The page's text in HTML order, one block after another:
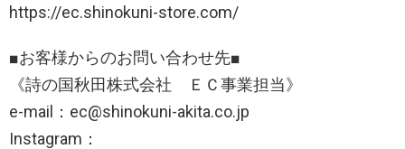
https://ec.shinokuni-store.com/
■お客様からのお問い合わせ先■
《詩の国秋田株式会社 ＥＣ事業担当》
e-mail：ec@shinokuni-akita.co.jp
Instagram：